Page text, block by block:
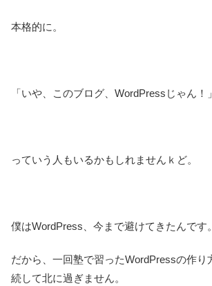
本格的に。
「いや、このブログ、WordPressじゃん！」
っていう人もいるかもしれませんｋど。
僕はWordPress、今まで避けてきたんです。
だから、一回塾で習ったWordPressの作り
続して北に過ぎません。